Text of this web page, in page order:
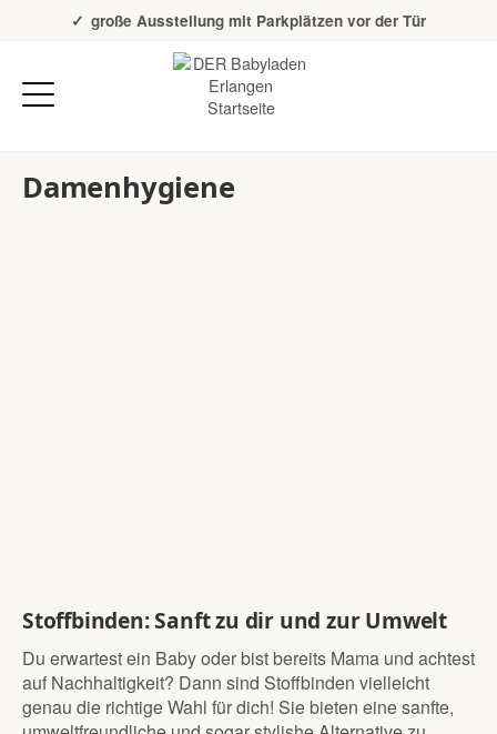
Über 20 Jahre Erfahrung
große Ausstellung mit Parkplätzen vor der Tür
Damenhygiene
Stoffbinden: Sanft zu dir und zur Umwelt
Du erwartest ein Baby oder bist bereits Mama und achtest
auf Nachhaltigkeit? Dann sind Stoffbinden vielleicht
genau die richtige Wahl für dich! Sie bieten eine sanfte,